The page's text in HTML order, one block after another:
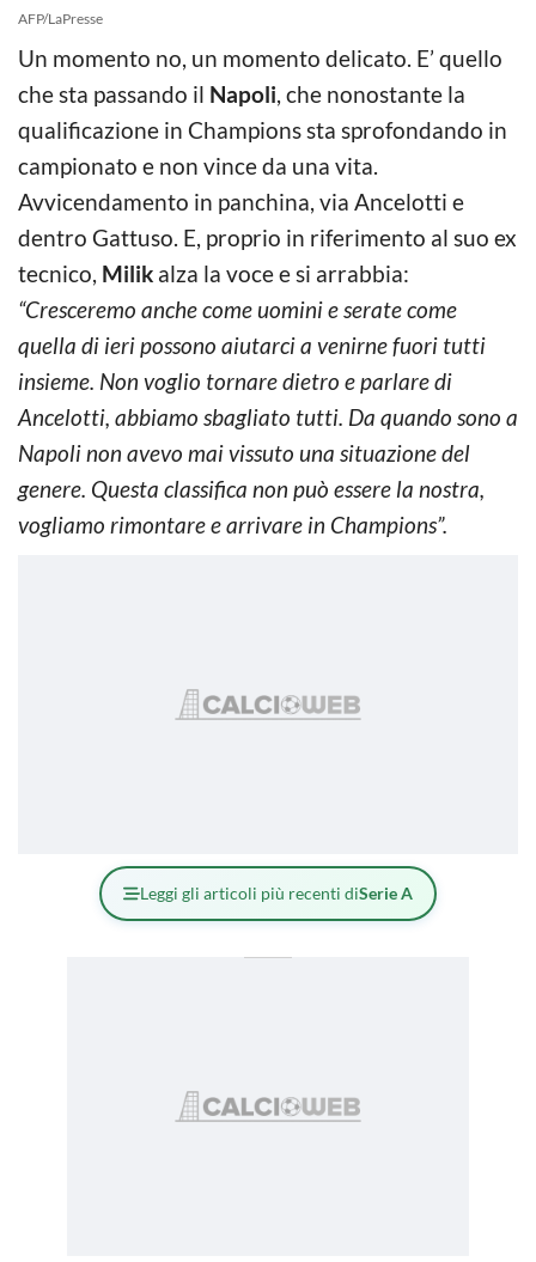
AFP/LaPresse
Un momento no, un momento delicato. E’ quello
che sta passando il Napoli, che nonostante la
qualificazione in Champions sta sprofondando in
campionato e non vince da una vita.
Avvicendamento in panchina, via Ancelotti e
dentro Gattuso. E, proprio in riferimento al suo ex
tecnico, Milik alza la voce e si arrabbia:
“Cresceremo anche come uomini e serate come
quella di ieri possono aiutarci a venirne fuori tutti
insieme. Non voglio tornare dietro e parlare di
Ancelotti, abbiamo sbagliato tutti. Da quando sono a
Napoli non avevo mai vissuto una situazione del
genere. Questa classifica non può essere la nostra,
vogliamo rimontare e arrivare in Champions”.
Leggi gli articoli più recenti diSerie A